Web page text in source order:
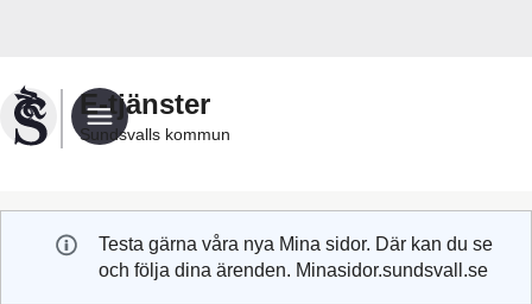
Sundsvalls
kommuns
e-
E-tjänster
Sundsvalls kommun
Testa gärna våra nya Mina sidor. Där kan du se
och följa dina ärenden. Minasidor.sundsvall.se